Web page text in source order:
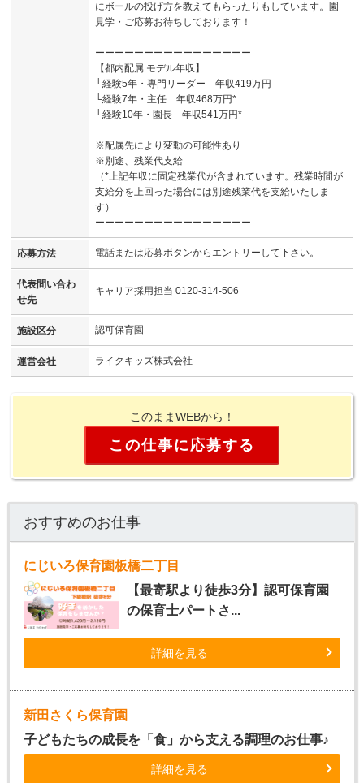
にボールの投げ方を教えてもらったりもしています。園
見学・ご応募お待ちしております！
ーーーーーーーーーーーーーーーー
【都内配属 モデル年収】
└経験5年・専門リーダー 年収419万円
└経験7年・主任 年収468万円*
└経験10年・園長 年収541万円*
※配属先により変動の可能性あり
※別途、残業代支給
（*上記年収に固定残業代が含まれています。残業時間が
支給分を上回った場合には別途残業代を支給いたしま
す）
ーーーーーーーーーーーーーーーー
応募方法 電話または応募ボタンからエントリーして下さい。
代表問い合わ
せ先
キャリア採用担当 0120-314-506
施設区分 認可保育園
運営会社 ライクキッズ株式会社
このままWEBから！
この仕事に応募する
おすすめのお仕事
にじいろ保育園板橋二丁目
【最寄駅より徒歩3分】認可保育園
の保育士パートさ...
詳細を見る
新田さくら保育園
子どもたちの成長を「食」から支える調理のお仕事♪
詳細を見る